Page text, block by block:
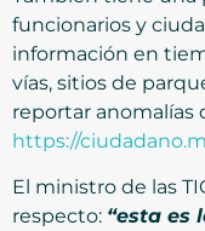
funcionarios y
información en
vías, sitios de
reportar anomalías
https://
El ministro de las
respecto: “esta es